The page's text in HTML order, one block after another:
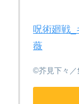
呪術廻戦
薇
©芥見下々／